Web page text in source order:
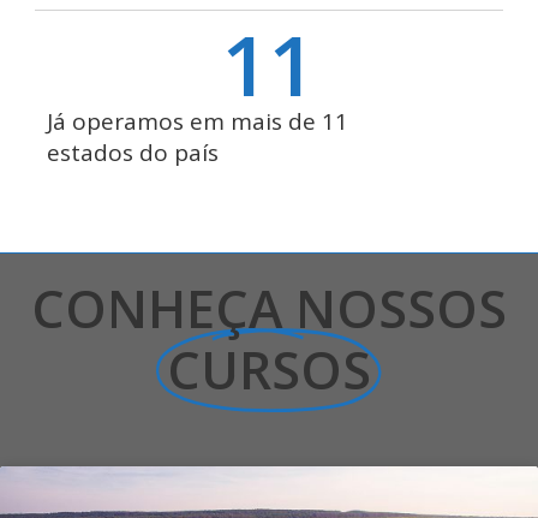
Já operamos em mais de 11
estados do país
11
CONHEÇA NOSSOS
CURSOS